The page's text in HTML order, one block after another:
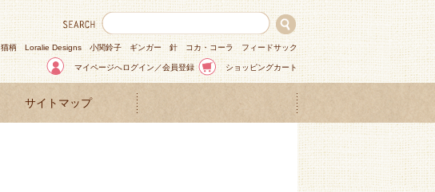
猫柄 Loralie Designs 小関鈴子 ギンガー 針 コカ・コーラ フィードサック
マイページへログイン／会員登録 ショッピングカート
サイトマップ